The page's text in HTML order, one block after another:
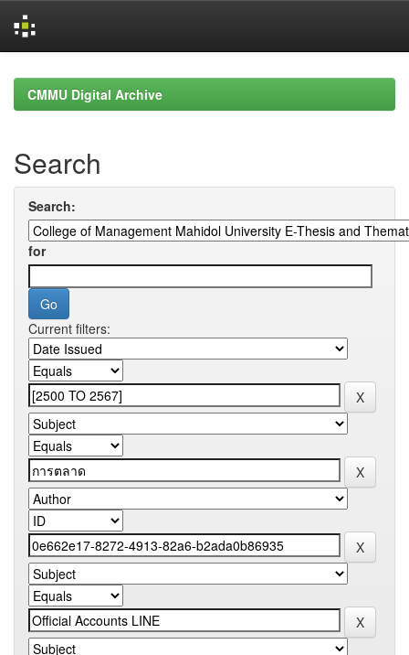
navigationCMMU Digital Archive
Search
Search:
for
Current filters: